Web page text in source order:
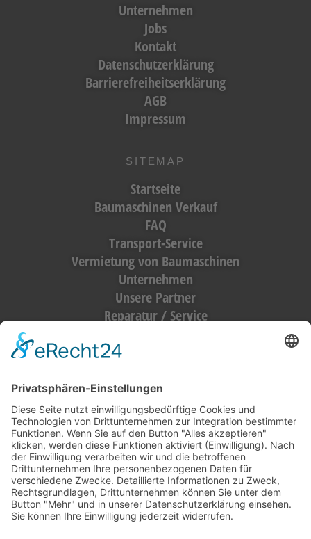
Unternehmen
Jobs
Kontakt
Datenschutzerklärung
Barrierefreiheitserklärung
AGB
Impressum
SITEMAP
Startseite
Baumaschinen Verkauf
FAQ
Transport-Service
Vermietung von Baumaschinen
Unternehmen
Unsere Partner
Reparatur / Service
Vermietung (alles)
Hebetechnik
Sägen, Trennen
Bagger
Oberflächenbearbeitung
Heizen, Kühlen, Luft
Reinigung